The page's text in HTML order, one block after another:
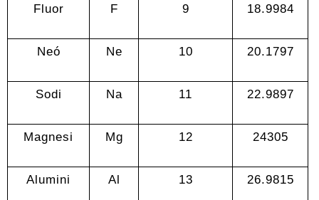
Fluor F 9 18.9984
Neó Ne 10 20.1797
Sodi Na 11 22.9897
Magnesi Mg 12 24305
Alumini Al 13 26.9815